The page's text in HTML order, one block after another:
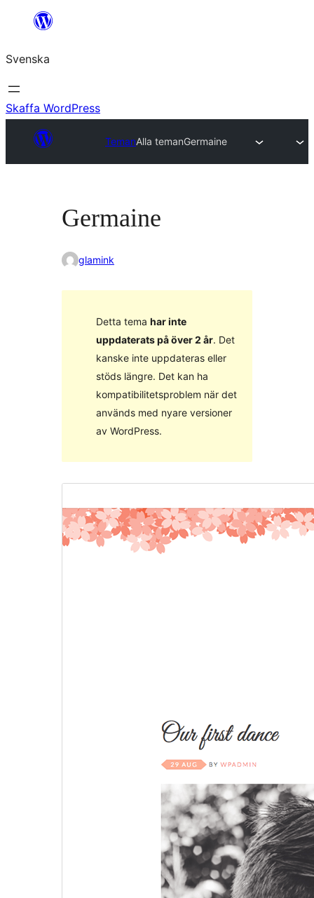
Hoppa
innehåll
Svenska
Skaffa WordPress
TemanAlla temanGermaine
Germaine
glamink
Detta tema har inte
uppdaterats på över 2 år. Det
kanske inte uppdateras eller
stöds längre. Det kan ha
kompatibilitetsproblem när det
används med nyare versioner
av WordPress.